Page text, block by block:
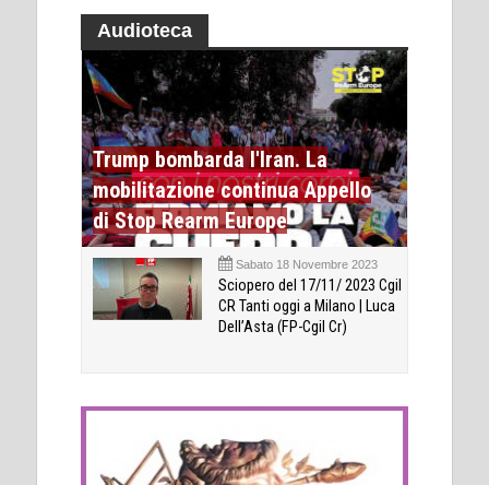
Audioteca
Trump bombarda l'Iran. La
mobilitazione continua Appello
di Stop Rearm Europe
Sabato 18 Novembre 2023
Sciopero del 17/11/ 2023 Cgil
CR Tanti oggi a Milano | Luca
Dell’Asta (FP-Cgil Cr)